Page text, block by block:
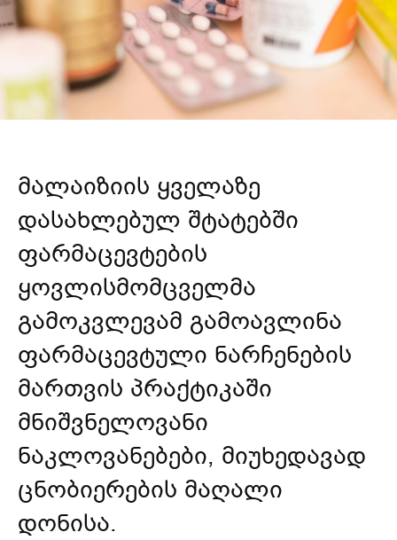
მალაიზიის ყველაზე
დასახლებულ შტატებში
ფარმაცევტების
ყოვლისმომცველმა
გამოკვლევამ გამოავლინა
ფარმაცევტული ნარჩენების
მართვის პრაქტიკაში
მნიშვნელოვანი
ნაკლოვანებები, მიუხედავად
ცნობიერების მაღალი
დონისა.